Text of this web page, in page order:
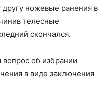
ножевые ранения в
телесные
скончался.
об избрании
в виде заключения